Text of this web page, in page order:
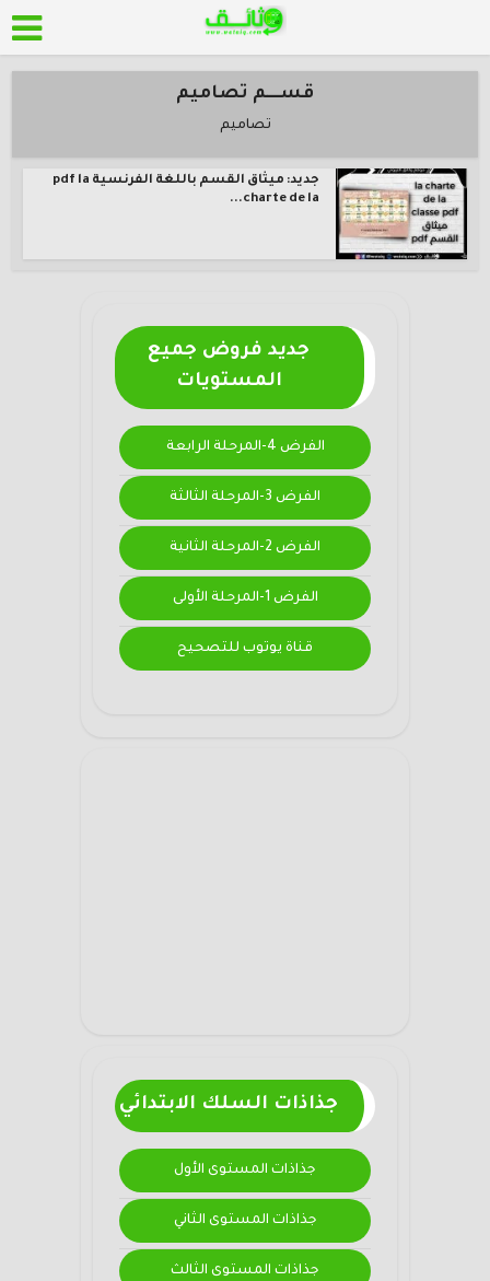
قســــم تصاميم
تصاميم
جديد: ميثاق القسم باللغة الفرنسية pdf la
charte de la...
جديد فروض جميع
المستويات
الفرض 4-المرحلة الرابعة
الفرض 3-المرحلة الثالثة
الفرض 2-المرحلة الثانية
الفرض 1-المرحلة الأولى
قناة يوتوب للتصحيح
جذاذات السلك الابتدائي
جذاذات المستوى الأول
جذاذات المستوى الثاني
جذاذات المستوى الثالث